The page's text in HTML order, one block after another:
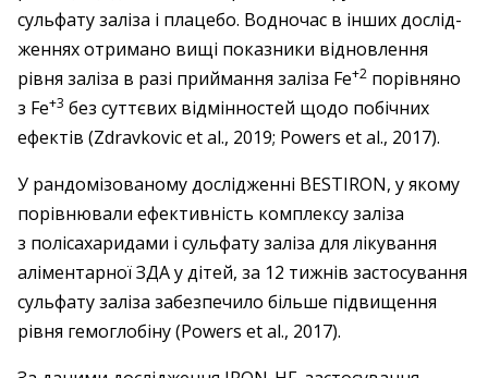
сульфату заліза і ­плацебо. Водночас в інших дослід­
жен­нях отримано вищі показники відновлення
рівня заліза в разі приймання заліза Fe+2 порівняно
з Fe+3 без суттєвих відмінностей щодо побічних
ефектів (Zdravkovic et al., 2019; Powers et al., 2017).
У рандомізованому дослід­жен­ні BESTIRON, у якому
порівнювали ефективність ­комплексу заліза
з полісахаридами і сульфату заліза для ліку­вання
аліментарної ЗДА у дітей, за 12 тижнів застосування
сульфату заліза забезпечило більше підвищення
рівня гемоглобіну (Powers et al., 2017).